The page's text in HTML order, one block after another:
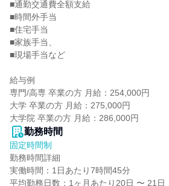
■通勤交通費全額支給
■時間外手当
■住宅手当
■家族手当、
■現場手当など
給与例
専門/高専 卒業の方 月給：254,000円
大学 卒業の方 月給：275,000円
大学院 卒業の方 月給：286,000円
勤務時間
固定時間制
勤務時間詳細
実働時間：1日あたり7時間45分
平均勤務日数：1ヶ月あたり20日 〜 21日